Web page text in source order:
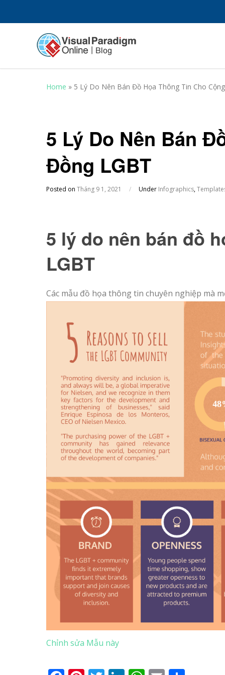
Home » 5 Lý Do Nên Bán Đồ Họa Thông Tin Cho
5 Lý Do Nên Bán
Đồng LGBT
Posted on Tháng 9 1, 2021 / Under Infographics,
5 lý do nên bán đồ
LGBT
Các mẫu đồ họa thông tin chuyên nghiệp mà
Chỉnh sửa Mẫu này